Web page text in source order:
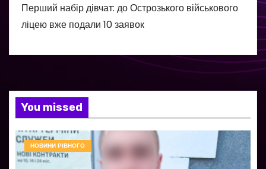
Перший набір дівчат: до Острозького військового
ліцею вже подали 10 заявок
You missed
НОВИНИ РІВНОГО